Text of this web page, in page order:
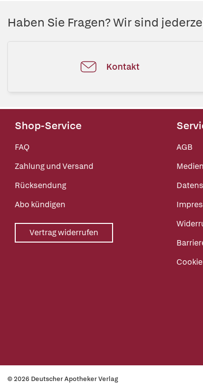
Haben Sie Fragen? Wir sind
Kontakt
Shop-Service
FAQ
Zahlung und Versand
Rücksendung
Abo kündigen
Vertrag widerrufen
AGB
© 2026 Deutscher Apotheker Verlag